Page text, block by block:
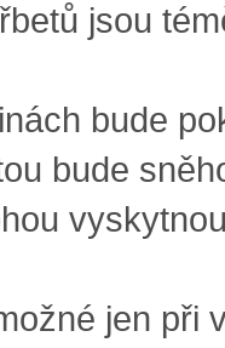
jsou
bude
bude
jen při